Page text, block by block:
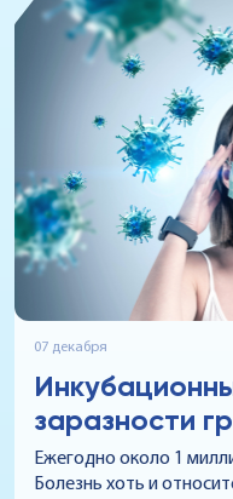
07 декабря
заразности
Ежегодно около 1
Болезнь хоть и